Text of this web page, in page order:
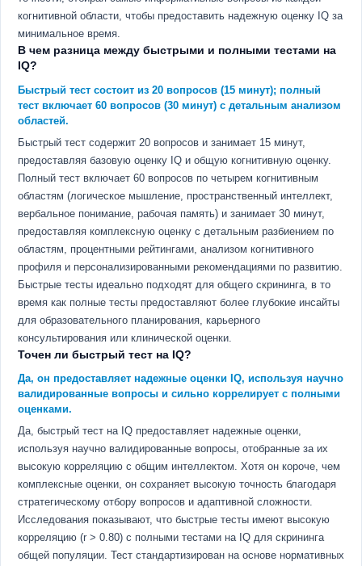
когнитивной области, чтобы предоставить надежную оценку IQ за
минимальное время.
В чем разница между быстрыми и полными тестами на
IQ?
Быстрый тест состоит из 20 вопросов (15 минут); полный
тест включает 60 вопросов (30 минут) с детальным анализом
областей.
Быстрый тест содержит 20 вопросов и занимает 15 минут,
предоставляя базовую оценку IQ и общую когнитивную оценку.
Полный тест включает 60 вопросов по четырем когнитивным
областям (логическое мышление, пространственный интеллект,
вербальное понимание, рабочая память) и занимает 30 минут,
предоставляя комплексную оценку с детальным разбиением по
областям, процентными рейтингами, анализом когнитивного
профиля и персонализированными рекомендациями по развитию.
Быстрые тесты идеально подходят для общего скрининга, в то
время как полные тесты предоставляют более глубокие инсайты
для образовательного планирования, карьерного
консультирования или клинической оценки.
Точен ли быстрый тест на IQ?
Да, он предоставляет надежные оценки IQ, используя научно
валидированные вопросы и сильно коррелирует с полными
оценками.
Да, быстрый тест на IQ предоставляет надежные оценки,
используя научно валидированные вопросы, отобранные за их
высокую корреляцию с общим интеллектом. Хотя он короче, чем
комплексные оценки, он сохраняет высокую точность благодаря
стратегическому отбору вопросов и адаптивной сложности.
Исследования показывают, что быстрые тесты имеют высокую
корреляцию (r > 0.80) с полными тестами на IQ для скрининга
общей популяции. Тест стандартизирован на основе нормативных